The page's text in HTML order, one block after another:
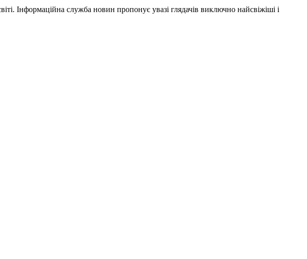
Інформаційна служба новин пропонує увазі глядачів виключно найсвіжіші і